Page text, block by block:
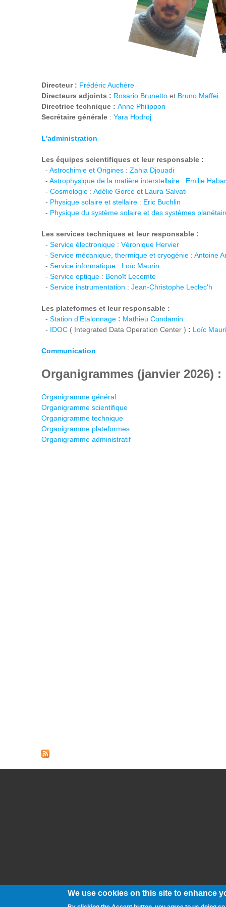
Directeur : Frédéric Auchère
Directeurs adjoints : Rosario Brunetto et Bruno Maffei
Directrice technique : Anne Philippon
Secrétaire générale : Yara Hodroj
L'administration
Les équipes scientifiques et leur responsable :
- Astrochimie et Origines : Zahia Djouadi
- Astrophysique de la matière interstellaire : Emilie
- Cosmologie : Adélie Gorce et Laura Salvati
- Physique solaire et stellaire : Eric Buchlin
- Physique du système solaire et des systèmes
Les services techniques et leur responsable :
- Service électronique : Véronique Hervier
- Service mécanique, thermique et cryogénie : Antoine
- Service informatique : Loïc Maurin
- Service optique : Benoît Lecomte
- Service instrumentation : Jean-Christophe Leclec'h
Les plateformes et leur responsable :
- Station d’Etalonnage : Mathieu Condamin
- IDOC ( Integrated Data Operation Center ) : Loïc
Communication
Organigrammes (janvier 2026) :
Organigramme général
Organigramme scientifique
Organigramme technique
Organigramme plateformes
Organigramme administratif
We use cookies on this site to enhance